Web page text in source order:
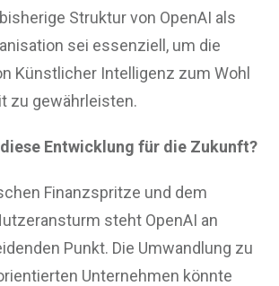
Struktur von OpenAI als
sei essenziell, um die
Künstlicher Intelligenz zum Wohl
zu gewährleisten.
Entwicklung für die Zukunft?
Finanzspritze und dem
steht OpenAI an
Punkt. Die Umwandlung zu
Unternehmen könnte